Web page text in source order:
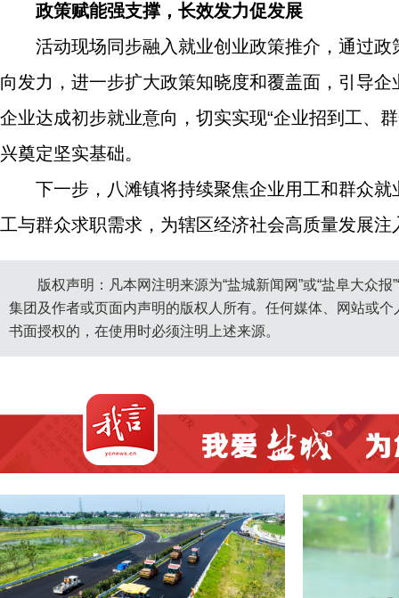
政策赋能强支撑，长效发力促发展
活动现场同步融入就业创业政策推介，通过
向发力，进一步扩大政策知晓度和覆盖面，引导
企业达成初步就业意向，切实实现“企业招到工、
兴奠定坚实基础。
下一步，八滩镇将持续聚焦企业用工和群众
工与群众求职需求，为辖区经济社会高质量发展
版权声明：凡本网注明来源为“盐城新闻网”或“盐阜大众
集团及作者或页面内声明的版权人所有。任何媒体、网站或
书面授权的，在使用时必须注明上述来源。